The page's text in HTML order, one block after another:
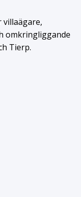
villaägare,
omkringliggande
Tierp.